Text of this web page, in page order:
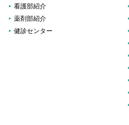
看護部紹介
薬剤部紹介
健診センター